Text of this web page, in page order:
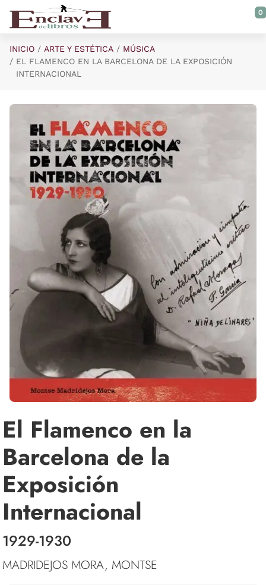
Saltar al contenido principal
0
INICIO ARTE Y ESTÉTICA
MÚSICA
EL FLAMENCO EN LA BARCELONA DE LA EXPOSICIÓN
INTERNACIONAL
El Flamenco en la
Barcelona de la
Exposición
Internacional
1929-1930
MADRIDEJOS MORA, MONTSE